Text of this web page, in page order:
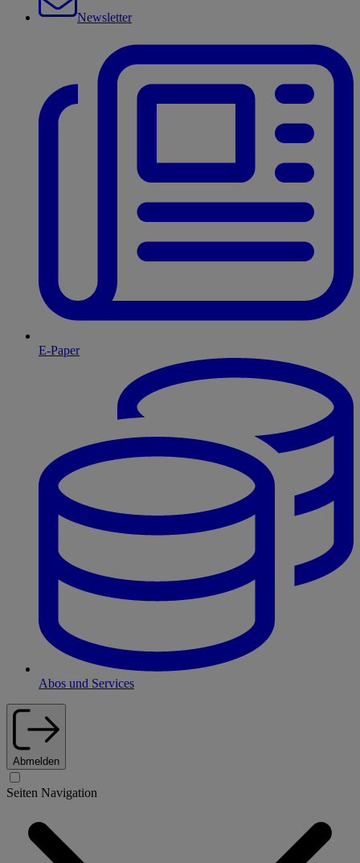
Newsletter
E-Paper
Abos und Services
Abmelden
Seiten Navigation